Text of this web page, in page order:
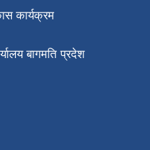
कार्यक्रम
बागमति प्रदेश